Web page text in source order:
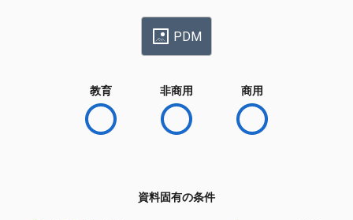
PDM
教育 非商用 商用
資料固有の条件